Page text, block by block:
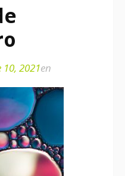
2021en